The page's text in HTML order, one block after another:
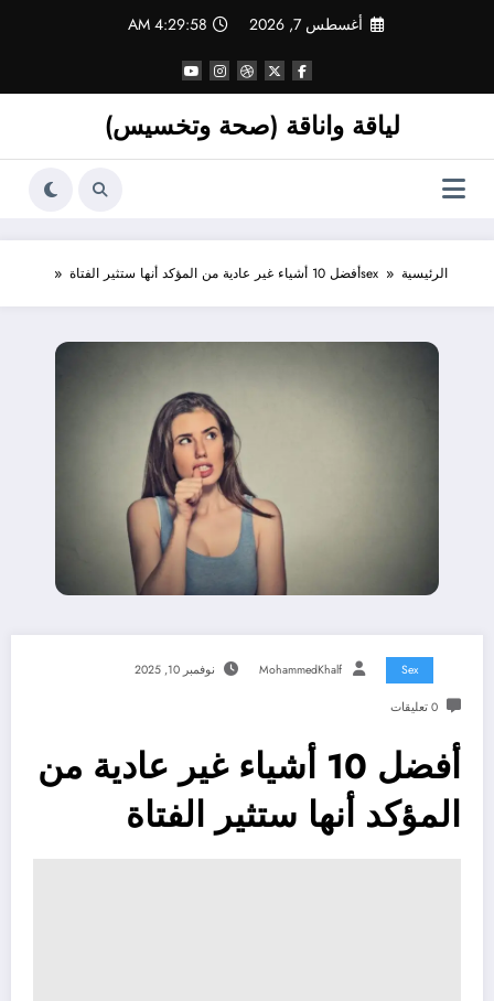
أغسطس 7, 2026 4:29:59 AM
لياقة واناقة (صحة وتخسيس)
الرئيسية sexأفضل 10 أشياء غير عادية من المؤكد أنها ستثير الفتاة
Sex
MohammedKhalf نوفمبر 10, 2025
0 تعليقات
أفضل 10 أشياء غير عادية من
المؤكد أنها ستثير الفتاة